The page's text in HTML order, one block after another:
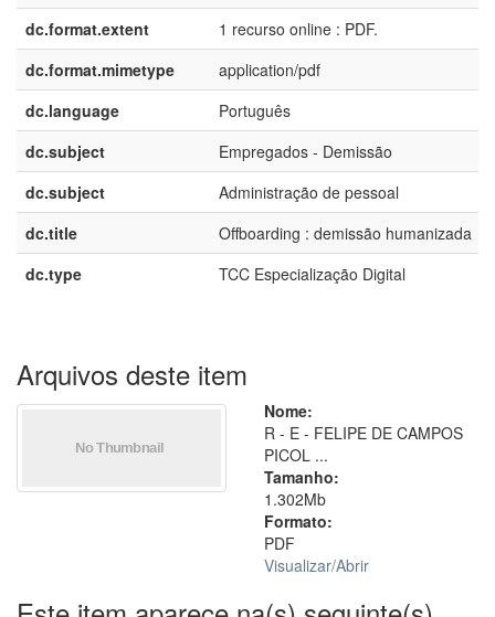
dc.format.extent
1 recurso online : PDF.
dc.format.mimetype
application/pdf
dc.language
Português
dc.subject
Empregados - Demissão
dc.subject
Administração de pessoal
dc.title
Offboarding : demissão humanizada
dc.type
TCC Especialização Digital
Arquivos deste item
Nome:
R - E - FELIPE DE CAMPOS
PICOL ...
Tamanho:
1.302Mb
Formato:
PDF
Visualizar/Abrir